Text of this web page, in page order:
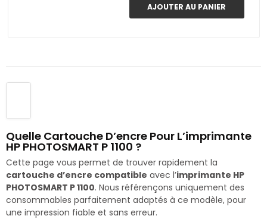
AJOUTER AU PANIER
Quelle Cartouche D’encre Pour L’imprimante
HP PHOTOSMART P 1100 ?
Cette page vous permet de trouver rapidement la
cartouche d’encre compatible avec l’imprimante HP
PHOTOSMART P 1100. Nous référençons uniquement des
consommables parfaitement adaptés à ce modèle, pour
une impression fiable et sans erreur.